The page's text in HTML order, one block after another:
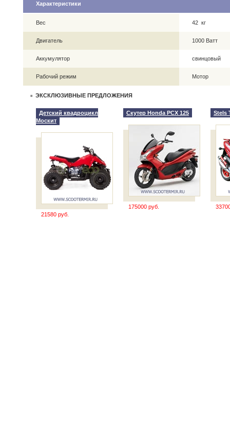
Характеристики
Вес 42 кг
Двигатель 1000 Ватт
Аккумулятор свинцовый
Рабочий режим Мотор
ЭКСКЛЮЗИВНЫЕ ПРЕДЛОЖЕНИЯ
Детский квадроцикл
Москит
21580 руб.
Скутер Honda PCX 125
175000 руб.
Stels